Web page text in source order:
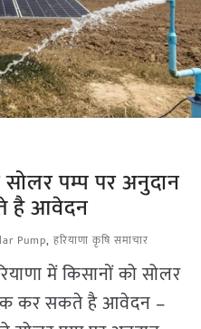
सोलर पम्प पर अनुदान
है आवेदन
Pump, हरियाणा कृषि समाचार
में किसानों को सोलर
कर सकते है आवेदन –